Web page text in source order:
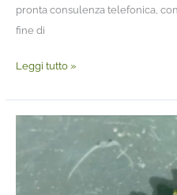
pronta consulenza telefonica,
fine di
Leggi tutto »
supermercato